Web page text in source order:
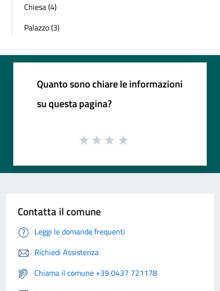
Chiesa (4)
Palazzo (3)
Quanto sono chiare le informazioni
su questa pagina?
Contatta il comune
Leggi le domande frequenti
Richiedi Assistenza
Chiama il comune +39 0437 721178